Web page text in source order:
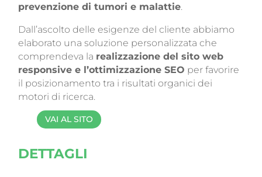
prevenzione di tumori e malattie.
Dall’ascolto delle esigenze del cliente abbiamo
elaborato una soluzione personalizzata che
comprendeva la realizzazione del sito web
responsive e l’ottimizzazione SEO per favorire
il posizionamento tra i risultati organici dei
motori di ricerca.
VAI AL SITO
DETTAGLI